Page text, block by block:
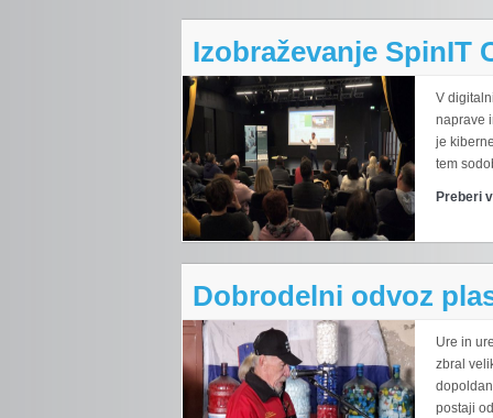
Izobraževanje SpinIT
V
naprave
je
tem
Preberi
Dobrodelni odvoz
Ure in
zbral
postaji